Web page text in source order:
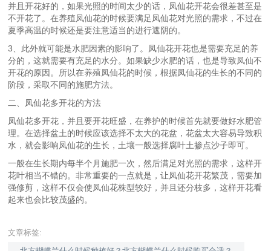
并且开花好的，如果光照的时间太少的话，凤仙花开花会很差甚至是
不开花了。在养殖凤仙花的时候要满足凤仙花对光照的需求，不过在
夏季高温的时候还是要注意适当的进行遮阴的。
3、此外就可能是水肥因素的影响了。凤仙花开花也是需要充足的养
分的，这就需要有充足的水分。如果缺少水肥的话，也是导致凤仙不
开花的原因。所以在养殖凤仙花的时候，根据凤仙花的生长的不同的
阶段，采取不同的施肥方法。
二、凤仙花多开花的方法
凤仙花多开花，并且要开花旺盛，在养护的时候首先就要做好水肥管
理。在选择盆土的时候应该选择不太大的花盆，花盆太大容易导致积
水，就会影响凤仙花的生长，土壤一般选择腐叶土掺点沙子即可。
一般在生长期内每半个月施肥一次，然后满足对光照的需求，这样开
花叶相当不错的。非常重要的一点就是，让凤仙花开花繁茂，需要加
强修剪，这样不仅会使凤仙花株型较好，并且还分枝多，这样开花看
起来也会比较茂盛的。
文章标签: